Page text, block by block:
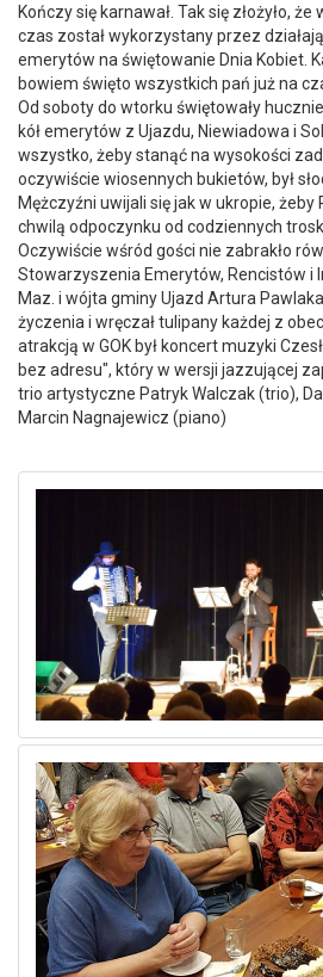
Kończy się karnawał. Tak się złożyło,
czas został wykorzystany przez
emerytów na świętowanie Dnia Kobiet.
bowiem święto wszystkich pań już na
Od soboty do wtorku świętowały
kół emerytów z Ujazdu, Niewiadowa i
wszystko, żeby stanąć na wysokości
oczywiście wiosennych bukietów, był
Mężczyźni uwijali się jak w ukropie, żeby
chwilą odpoczynku od codziennych
Oczywiście wśród gości nie zabrakło
Stowarzyszenia Emerytów, Rencistów i
Maz. i wójta gminy Ujazd Artura
życzenia i wręczał tulipany każdej z
atrakcją w GOK był koncert muzyki
bez adresu", który w wersji jazzującej
trio artystyczne Patryk Walczak (trio),
Marcin Nagnajewicz (piano)